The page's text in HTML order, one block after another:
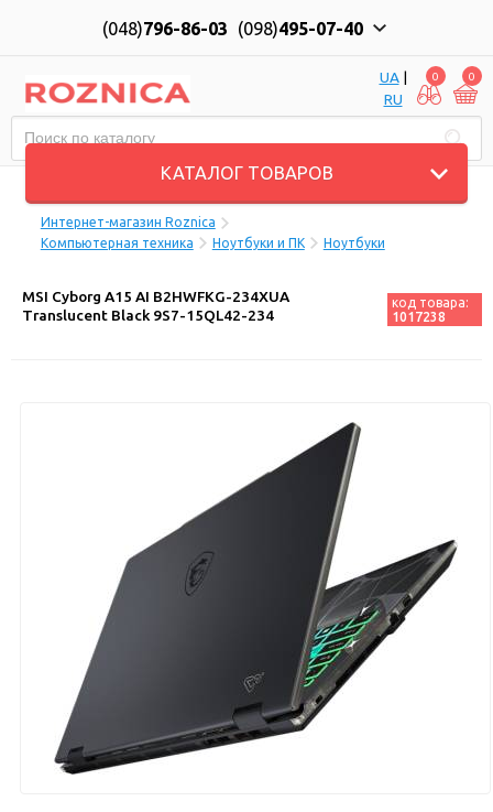
(048)796-86-03 (098)495-07-40
UA|
RU
0 0
КАТАЛОГ ТОВАРОВ
Интернет-магазин Roznica
Компьютерная техника
Ноутбуки и ПК Ноутбуки
MSI Cyborg A15 AI B2HWFKG-234XUA
Translucent Black 9S7-15QL42-234
код товара:
1017238